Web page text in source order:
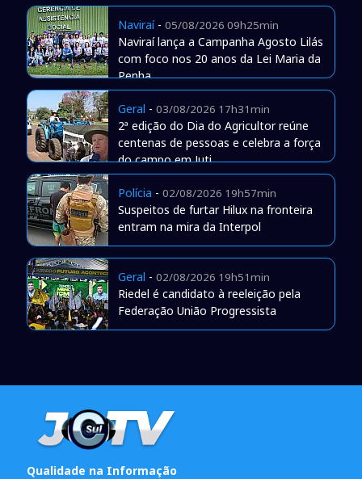
Naviraí- 05/08/2026 09h25min
Naviraí lança a Campanha Agosto Lilás
com foco nos 20 anos da Lei Maria da
Penha
Geral - 03/08/2026 17h31min
2ª edição do Dia do Agricultor reúne
centenas de pessoas e celebra a força
do campo em Juti
Polícia - 02/08/2026 19h57min
Suspeitos de furtar Hilux na fronteira
entram na mira da Interpol
Geral - 02/08/2026 19h51min
Riedel é candidato à reeleição pela
Federação União Progressista
Qualidade na Informação